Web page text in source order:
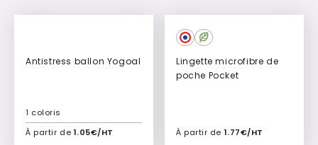
Antistress ballon Yogoal
À partir de 1.05€/HT
1 coloris
Lingette microfibre de
poche Pocket
À partir de 1.77€/HT